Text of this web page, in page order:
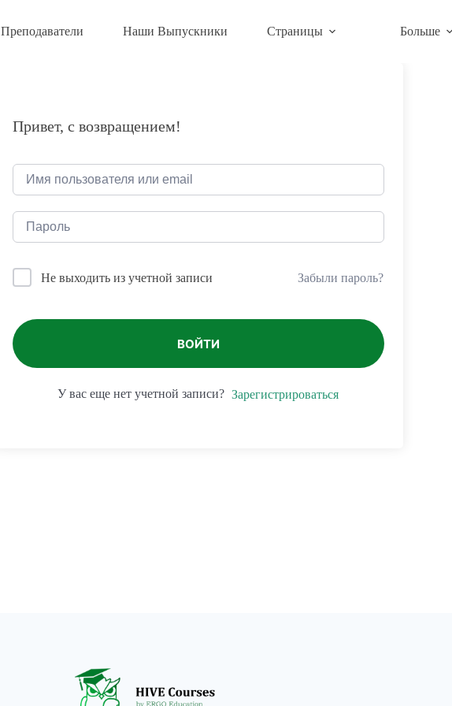
Преподаватели Наши Выпускники Страницы Больше
Привет, с возвращением!
Не выходить из учетной записи Забыли пароль?
ВОЙТИ
У вас еще нет учетной записи? Зарегистрироваться